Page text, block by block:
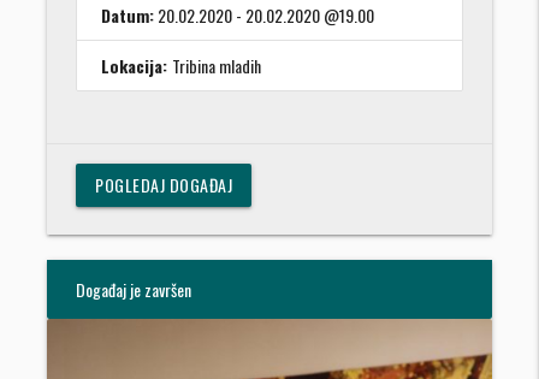
Datum:20.02.2020 - 20.02.2020 @19.00
Lokacija: Tribina mladih
POGLEDAJ DOGAĐAJ
Događaj je završen